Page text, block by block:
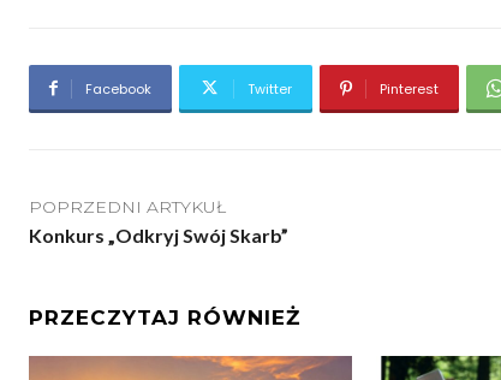
Facebook Twitter Pinterest
POPRZEDNI ARTYKUŁ
Konkurs „Odkryj Swój Skarb”
PRZECZYTAJ RÓWNIEŻ